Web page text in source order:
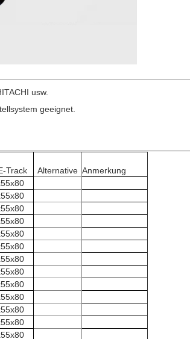
usw.
geeignet.
Track Alternative Anmerkung